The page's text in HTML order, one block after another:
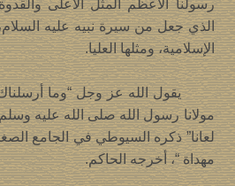
رسولنا الأعظم المثل الأعلى
الذي جعل من سيرة نبيه عليه
الإسلامية، ومثلها العليا.
يقول الله عز وجل “وما
مولانا رسول الله صلى الله عليه
لعانا” ذكره السيوطي في الجامع
مهداة “، أخرجه الحاكم.